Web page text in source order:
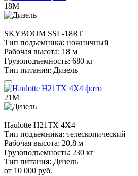
18М
SKYBOOM SSL-18RT
Тип подъемника: ножничный
Рабочая высота: 18 м
Грузоподъемность: 680 кг
Тип питания: Дизель
21М
Haulotte H21TX 4X4
Тип подъемника: телескопический
Рабочая высота: 20,8 м
Грузоподъемность: 230 кг
Тип питания: Дизель
от 10 000 руб.